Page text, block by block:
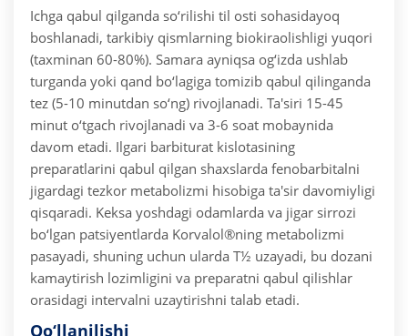
Ichga qabul qilganda so‘rilishi til osti sohasidayoq
boshlanadi, tarkibiy qismlarning biokiraolishligi yuqori
(taxminan 60-80%). Samara ayniqsa og‘izda ushlab
turganda yoki qand bo‘lagiga tomizib qabul qilinganda
tez (5-10 minutdan so‘ng) rivojlanadi. Ta'siri 15-45
minut o‘tgach rivojlanadi va 3-6 soat mobaynida
davom etadi. Ilgari barbiturat kislotasining
preparatlarini qabul qilgan shaxslarda fenobarbitalni
jigardagi tezkor metabolizmi hisobiga ta'sir davomiyligi
qisqaradi. Keksa yoshdagi odamlarda va jigar sirrozi
bo‘lgan patsiyentlarda Korvalol®ning metabolizmi
pasayadi, shuning uchun ularda T½ uzayadi, bu dozani
kamaytirish lozimligini va preparatni qabul qilishlar
orasidagi intervalni uzaytirishni talab etadi.
Qo‘llanilishi